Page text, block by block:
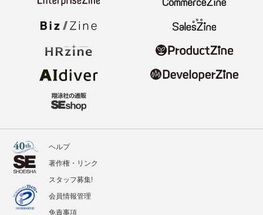
ヘルプ
著作権・リンク
スタッフ募集!
会員情報管理
免責事項